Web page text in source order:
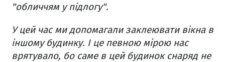
"обличчям у підлогу".
У цей час ми допомагали заклеювати вікна в
іншому будинку. І це певною мірою нас
врятувало, бо саме в цей будинок снаряд не